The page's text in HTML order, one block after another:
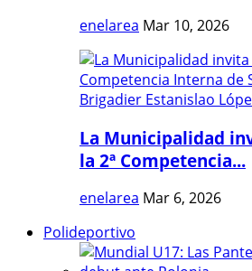
enelarea Mar 10, 2026
La Municipalidad
la 2ª Competencia...
enelarea Mar 6, 2026
Polideportivo